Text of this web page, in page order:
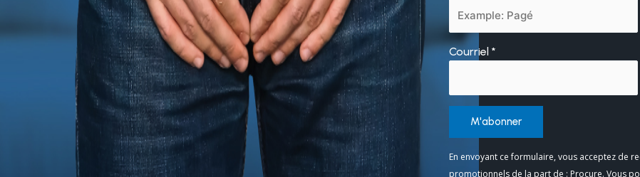
Courriel *
Constant
Contact
En envoyant ce formulaire, vous acceptez de
promotionnels de la part de : Procure. Vous